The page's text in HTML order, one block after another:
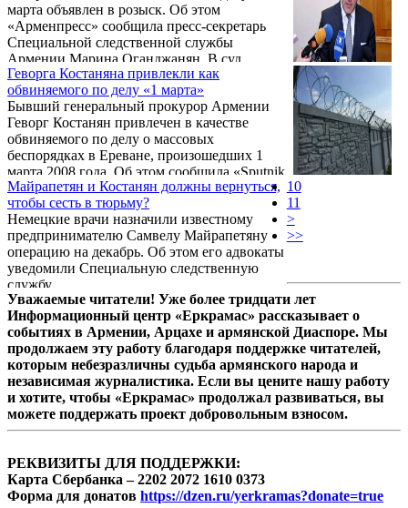
марта объявлен в розыск. Об этом
«Арменпресс» сообщила пресс-секретарь
Специальной следственной службы
Армении Марина Оганджанян. В суд
представлено ходатайство об избрании в
отношении него ареста в качестве меры
пресечения”, – сообщила Оганджанян.
Геворга Костаняна привлекли как
обвиняемого по делу «1 марта»
Бывший генеральный прокурор Армении
Геворг Костанян привлечен в качестве
обвиняемого по делу о массовых
беспорядках в Ереване, произошедших 1
марта 2008 года. Об этом сообщила «Sputnik
Армения» пресс-секретарь Специальной
следственной службы Марина Оганджанян
Майрапетян и Костанян должны вернуться,
чтобы сесть в тюрьму?
Немецкие врачи назначили известному
предпринимателю Самвелу Майрапетяну
операцию на декабрь. Об этом его адвокаты
уведомили Специальную следственную
службу.
10
11
>
>>
Уважаемые читатели! Уже более тридцати лет
Информационный центр «Еркрамас» рассказывает о
событиях в Армении, Арцахе и армянской Диаспоре. Мы
продолжаем эту работу благодаря поддержке читателей,
которым небезразличны судьба армянского народа и
независимая журналистика. Если вы цените нашу работу
и хотите, чтобы «Еркрамас» продолжал развиваться, вы
можете поддержать проект добровольным взносом.
РЕКВИЗИТЫ ДЛЯ ПОДДЕРЖКИ:
Карта Сбербанка – 2202 2072 1610 0373
Форма для донатов https://dzen.ru/yerkramas?donate=true